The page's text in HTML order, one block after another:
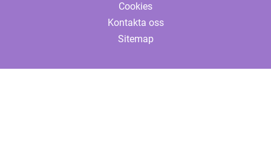
Cookies
Kontakta oss
Sitemap